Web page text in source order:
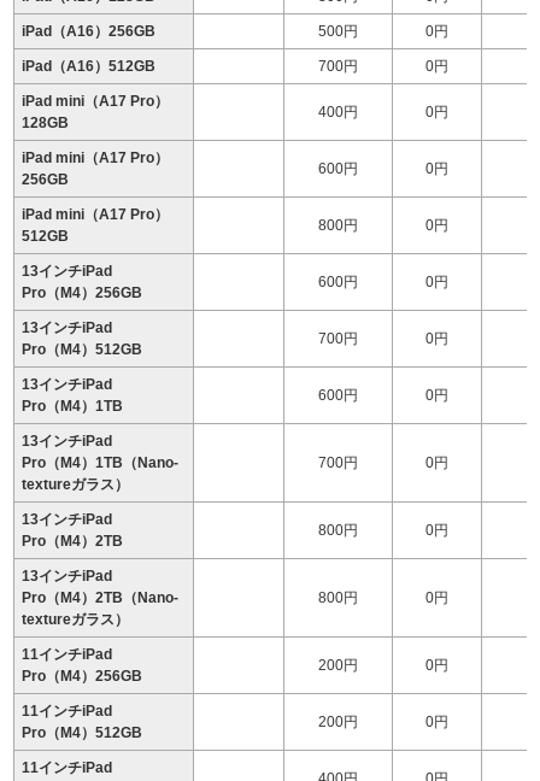
iPad（A16）256GB 500円 0円
iPad（A16）512GB 700円 0円
iPad mini（A17 Pro）
128GB
400円 0円
iPad mini（A17 Pro）
256GB
600円 0円
iPad mini（A17 Pro）
512GB
800円 0円
13インチiPad
Pro（M4）256GB
600円 0円
13インチiPad
Pro（M4）512GB
700円 0円
13インチiPad
Pro（M4）1TB
600円 0円
13インチiPad
Pro（M4）1TB（Nano-
textureガラス）
700円 0円
13インチiPad
Pro（M4）2TB
800円 0円
13インチiPad
Pro（M4）2TB（Nano-
textureガラス）
800円 0円
11インチiPad
Pro（M4）256GB
200円 0円
11インチiPad
Pro（M4）512GB
200円 0円
11インチiPad